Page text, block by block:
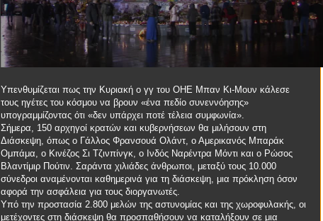
Υπενθυμίζεται πως την Κυριακή ο γγ του ΟΗΕ Μπαν Κι-Μουν κάλεσε
τους ηγέτες του κόσμου να βρουν «ένα πεδίο συνεννόησης»
υπογραμμίζοντας ότι «δεν υπάρχει ποτέ τέλεια συμφωνία».
Σήμερα, 150 αρχηγοί κρατών και κυβερνήσεων θα μιλήσουν στη
Διάσκεψη, όπως ο Γάλλος Φρανσουά Ολάντ, ο Αμερικανός Μπαράκ
Ομπάμα, ο Κινέζος Σι Τζινπίνγκ, ο Ινδός Ναρέντρα Μόντι και ο Ρώσος
Βλαντίμιρ Πούτιν. Σαράντα χιλιάδες άνθρωποι, μεταξύ τους 10.000
σύνεδροι αναμένονται καθημερινά για τη διάσκεψη, μια πρόκληση όσον
αφορά την ασφάλεια για τους διοργανωτές.
Υπό την προστασία 2.800 μελών της αστυνομίας και της χωροφυλακής, οι
μετέχοντες στη διάσκεψη θα προσπαθήσουν να καταλήξουν σε μια